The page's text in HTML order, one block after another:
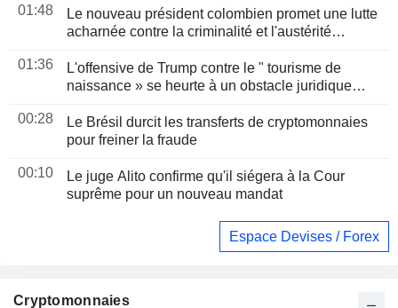
01:48
Le nouveau président colombien promet une lutte
acharnée contre la criminalité et l'austérité
01:36
L'offensive de Trump contre le " tourisme de
naissance » se heurte à un obstacle juridique
00:28
Le Brésil durcit les transferts de cryptomonnaies
pour freiner la fraude
00:10
Le juge Alito confirme qu'il siégera à la Cour
suprême pour un nouveau mandat
Espace Devises / Forex
Cryptomonnaies